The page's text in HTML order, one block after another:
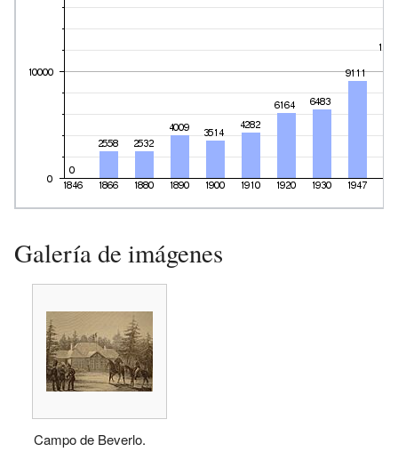
Galería de imágenes
Campo de Beverlo.